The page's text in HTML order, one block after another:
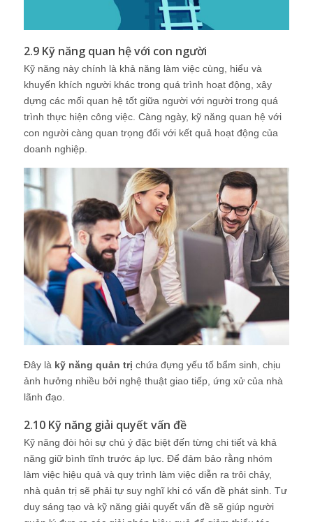
2.9 Kỹ năng quan hệ với con người
Kỹ năng này chính là khả năng làm việc cùng, hiểu và
khuyến khích người khác trong quá trình hoạt động, xây
dựng các mối quan hệ tốt giữa người với người trong quá
trình thực hiện công việc. Càng ngày, kỹ năng quan hệ với
con người càng quan trọng đối với kết quả hoạt động của
doanh nghiệp.
Đây là kỹ năng quản trị chứa đựng yếu tố bẩm sinh, chịu
ảnh hưởng nhiều bởi nghệ thuật giao tiếp, ứng xử của nhà
lãnh đạo.
2.10 Kỹ năng giải quyết vấn đề
Kỹ năng đòi hỏi sự chú ý đặc biệt đến từng chi tiết và khả
năng giữ bình tĩnh trước áp lực. Để đảm bảo rằng nhóm
làm việc hiệu quả và quy trình làm việc diễn ra trôi chảy,
nhà quản trị sẽ phải tự suy nghĩ khi có vấn đề phát sinh. Tư
duy sáng tạo và kỹ năng giải quyết vấn đề sẽ giúp người